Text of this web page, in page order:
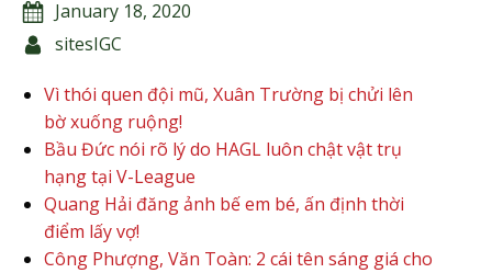
January 18, 2020
sitesIGC
Vì thói quen đội mũ, Xuân Trường bị chửi lên
bờ xuống ruộng!
Bầu Đức nói rõ lý do HAGL luôn chật vật trụ
hạng tại V-League
Quang Hải đăng ảnh bế em bé, ấn định thời
điểm lấy vợ!
Công Phượng, Văn Toàn: 2 cái tên sáng giá cho